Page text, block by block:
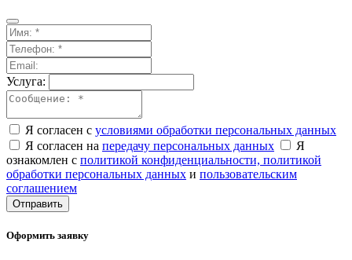
Услуга:
Я согласен с условиями обработки персональных данных
Я согласен на передачу персональных данных
Я
ознакомлен с политикой конфиденциальности, политикой
обработки персональных данных и пользовательским
соглашением
Отправить
Оформить заявку